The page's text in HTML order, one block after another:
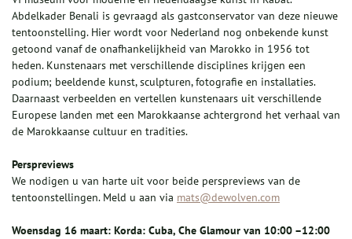
Abdelkader Benali is gevraagd als gastconservator van deze nieuwe
tentoonstelling. Hier wordt voor Nederland nog onbekende kunst
getoond vanaf de onafhankelijkheid van Marokko in 1956 tot
heden. Kunstenaars met verschillende disciplines krijgen een
podium; beeldende kunst, sculpturen, fotografie en installaties.
Daarnaast verbeelden en vertellen kunstenaars uit verschillende
Europese landen met een Marokkaanse achtergrond het verhaal van
de Marokkaanse cultuur en tradities.
Perspreviews
We nodigen u van harte uit voor beide perspreviews van de
tentoonstellingen. Meld u aan via mats@dewolven.com
Woensdag 16 maart: Korda: Cuba, Che Glamour van 10:00 –12:00